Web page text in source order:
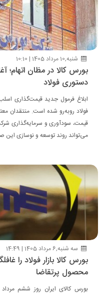
شنبه,10 مرداد 1405 | 10:10
بورس کالا در مظان اتهام؛
دستوری فولاد
ابلاغ فرمول جدید قیمت‌گذاری
فولاد روبه‌رو شده است. منتقدان
قیمت، سودآوری و سرمایه‌گذاری
می‌تواند روند توسعه و نوسازی این
سه شنبه,6 مرداد 1405 | 14:49
محصول پرتقاضا